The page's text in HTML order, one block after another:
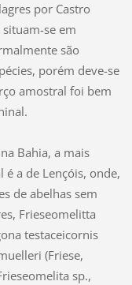
por Castro
se em
são
porém deve-se
amostral foi bem
Bahia, a mais
a de Lençóis, onde,
de abelhas sem
Frieseomelitta
testaceicornis
(Friese,
sp.,